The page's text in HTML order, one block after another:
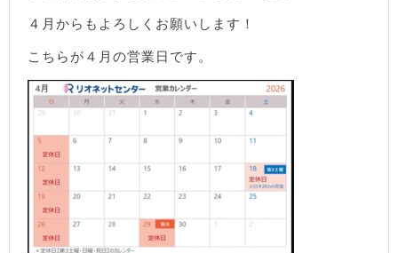
４月からもよろしくお願いします！
こちらが４月の営業日です。